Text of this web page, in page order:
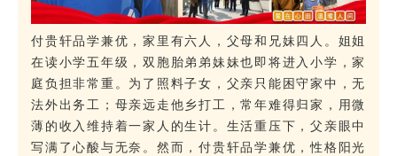
付贵轩品学兼优，家里有六人，父母和兄妹四人。姐姐
在读小学五年级，双胞胎弟弟妹妹也即将进入小学，家
庭负担非常重。为了照料子女，父亲只能困守家中，无
法外出务工；母亲远走他乡打工，常年难得归家，用微
薄的收入维持着一家人的生计。生活重压下，父亲眼中
写满了心酸与无奈。然而，付贵轩品学兼优，性格阳光